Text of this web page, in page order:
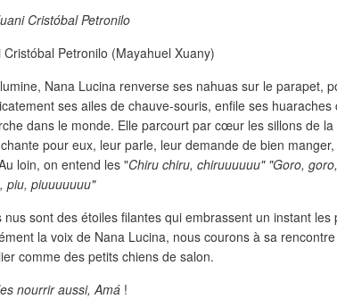
Cristóbal Petronilo
Cristóbal Petronilo (Mayahuel Xuany)
Nana Lucina renverse ses nahuas sur le parapet,
ses ailes de chauve-souris, enfile ses
dans le monde. Elle parcourt par cœur les sillons de
pour eux, leur parle, leur demande de bien
loin, on entend les "Chiru chiru, chiruuuuuu" "Goro,
piu, piuuuuuuu"
nus sont des étoiles filantes qui embrassent un instant
la voix de Nana Lucina, nous courons à sa
comme des petits chiens de salon.
nourrir aussi, Amá !